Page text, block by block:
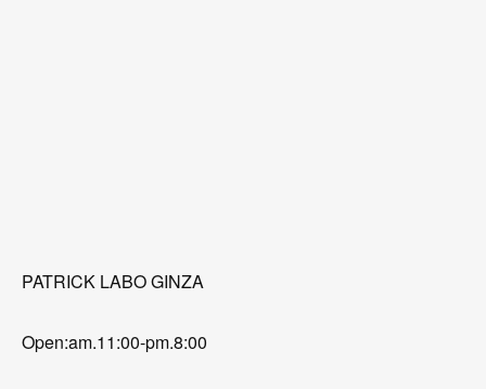
PATRICK LABO GINZA
Open:am.11:00-pm.8:00